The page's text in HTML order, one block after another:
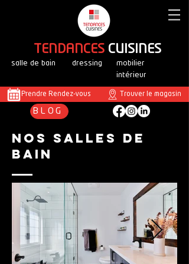
ENDANCES CUISINES
salle de bain dressing
mobilier
intérieur
Prendre Rendez-vous
BLOG
Trouver le magasin
nos salles de
bain